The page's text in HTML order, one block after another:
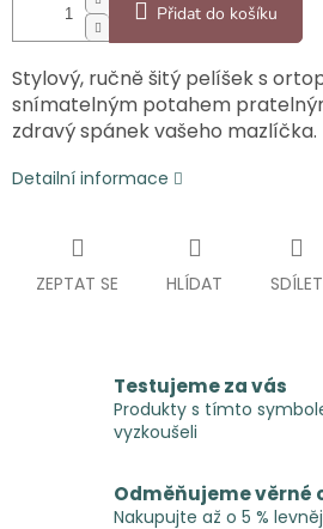
Přidat do košíku
Stylový, ručně šitý pelíšek s
snímatelným potahem
zdravý spánek vašeho mazlíčka.
Detailní informace
ZEPTAT SE HLÍDAT SDÍLET
Testujeme za vás
Produkty s tímto
vyzkoušeli
Odměňujeme věrné
Nakupujte až o 5 %